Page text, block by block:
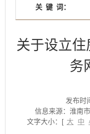
关 键 词：
关于设立住
务
发布时
信息来源：淮南
文字大小：[ 大 中